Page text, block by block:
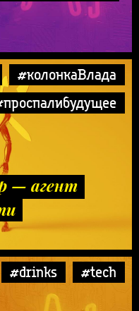
#колонкаВлада
— агент
#drinks #tech